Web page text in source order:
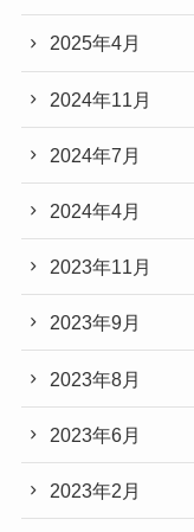
2025年4月
2024年11月
2024年7月
2024年4月
2023年11月
2023年9月
2023年8月
2023年6月
2023年2月